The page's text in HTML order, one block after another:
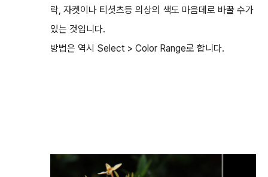
락, 자켓이나 티셧츠등 의상의 색도 마음데로 바꿀 수가
있는 것입니다.
방법은 역시 Select > Color Range로 합니다.